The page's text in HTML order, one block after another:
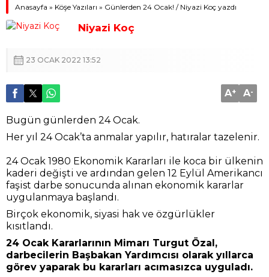
Anasayfa » Köşe Yazıları » Günlerden 24 Ocak! / Niyazi Koç yazdı
Niyazi Koç
23 OCAK 2022 13:52
A+ A-
Bugün günlerden 24 Ocak.
Her yıl 24 Ocak’ta anmalar yapılır, hatıralar tazelenir.
24 Ocak 1980 Ekonomik Kararları ile koca bir ülkenin
kaderi değişti ve ardından gelen 12 Eylül Amerikancı
faşist darbe sonucunda alınan ekonomik kararlar
uygulanmaya başlandı.
Birçok ekonomik, siyasi hak ve özgürlükler
kısıtlandı.
24 Ocak Kararlarının Mimarı Turgut Özal,
darbecilerin Başbakan Yardımcısı olarak yıllarca
görev yaparak bu kararları acımasızca uyguladı.